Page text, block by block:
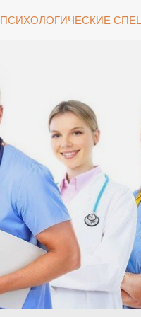
ПСИХОЛОГИЧЕСКИЕ